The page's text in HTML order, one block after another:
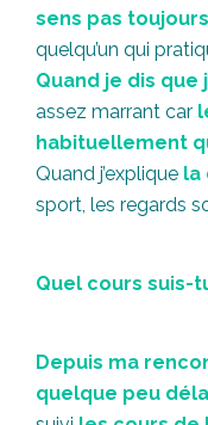
sens pas
quelqu’un qui
Quand je dis que
assez marrant car
habituellement
Quand j’explique la
sport, les regards
Quel cours suis-
Depuis ma
quelque peu